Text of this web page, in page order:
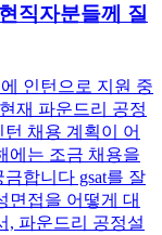
직자분들께 질
인턴으로 지원 중
재 파운드리 공정
채용 계획이 어
에는 조금 채용을
합니다 gsat를 잘
면접을 어떻게 대
, 파운드리 공정설